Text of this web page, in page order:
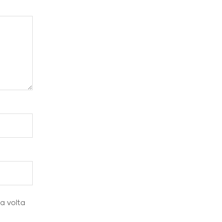
volta